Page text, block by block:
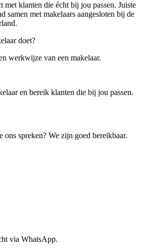
klanten die écht bij jou passen. Juiste
samen met makelaars aangesloten bij de
doet?
werkwijze van een makelaar.
en bereik klanten die bij jou passen.
spreken? We zijn goed bereikbaar.
via WhatsApp.